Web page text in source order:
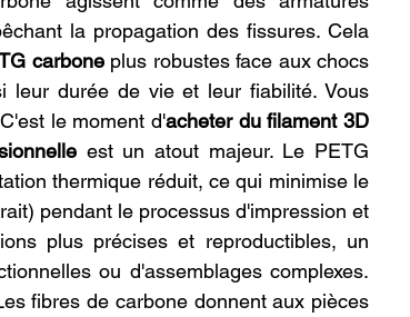
la propagation des fissures. Cela
carbone plus robustes face aux chocs
leur durée de vie et leur fiabilité. Vous
le moment d'acheter du filament 3D
est un atout majeur. Le PETG
thermique réduit, ce qui minimise le
pendant le processus d'impression et
plus précises et reproductibles, un
ou d'assemblages complexes.
fibres de carbone donnent aux pièces